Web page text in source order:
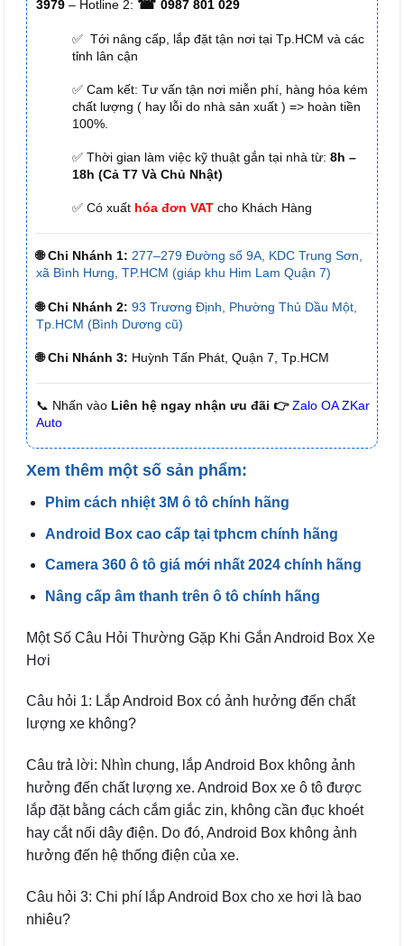
3979 – Hotline 2: ☎ 0987 801 029
✅ Tới nâng cấp, lắp đặt tận nơi tại Tp.HCM và các
tỉnh lân cận
✅ Cam kết: Tư vấn tận nơi miễn phí, hàng hóa kém
chất lượng ( hay lỗi do nhà sản xuất ) => hoàn tiền
100%.
✅ Thời gian làm việc kỹ thuật gắn tại nhà từ: 8h –
18h (Cả T7 Và Chủ Nhật)
✅ Có xuất hóa đơn VAT cho Khách Hàng
🌐 Chi Nhánh 1: 277–279 Đường số 9A, KDC Trung Sơn,
xã Bình Hưng, TP.HCM (giáp khu Him Lam Quận 7)
🌐 Chi Nhánh 2: 93 Trương Định, Phường Thủ Dầu Một,
Tp.HCM (Bình Dương cũ)
🌐 Chi Nhánh 3: Huỳnh Tấn Phát, Quận 7, Tp.HCM
📞 Nhấn vào Liên hệ ngay nhận ưu đãi 👉 Zalo OA ZKar
Auto
Xem thêm một số sản phẩm:
Phim cách nhiệt 3M ô tô chính hãng
Android Box cao cấp tại tphcm chính hãng
Camera 360 ô tô giá mới nhất 2024 chính hãng
Nâng cấp âm thanh trên ô tô chính hãng
Một Số Câu Hỏi Thường Gặp Khi Gắn Android Box Xe
Hơi
Câu hỏi 1: Lắp Android Box có ảnh hưởng đến chất
lượng xe không?
Câu trả lời: Nhìn chung, lắp Android Box không ảnh
hưởng đến chất lượng xe. Android Box xe ô tô được
lắp đặt bằng cách cắm giắc zin, không cần đục khoét
hay cắt nối dây điện. Do đó, Android Box không ảnh
hưởng đến hệ thống điện của xe.
Câu hỏi 3: Chi phí lắp Android Box cho xe hơi là bao
nhiêu?